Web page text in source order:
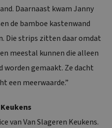
Daarnaast kwam Janny
de bamboe kastenwand
Die strips zitten daar omdat
meestal kunnen die alleen
gemaakt. Ze dacht
een meerwaarde.”
van Van Slageren Keukens.